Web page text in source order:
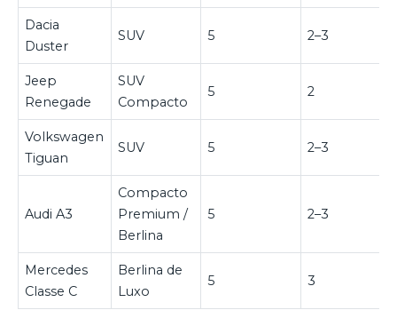
Dacia
Duster
SUV 5 2–3
Jeep
Renegade
SUV
Compacto
5 2
Volkswagen
Tiguan
SUV 5 2–3
Audi A3
Compacto
Premium /
Berlina
5 2–3
Mercedes
Classe C
Berlina de
Luxo
5 3